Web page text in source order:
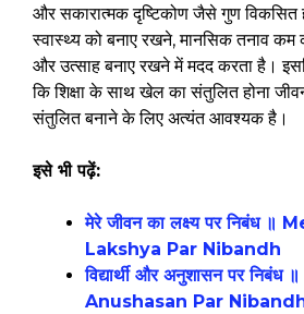
और सकारात्मक दृष्टिकोण जैसे गुण
स्वास्थ्य को बनाए रखने, मानसिक तनाव
और उत्साह बनाए रखने में मदद करता है।
कि शिक्षा के साथ खेल का संतुलित होना
संतुलित बनाने के लिए अत्यंत आवश्यक है।
इसे भी पढ़ें:
मेरे जीवन का लक्ष्य पर निबंध
Lakshya Par Nibandh
विद्यार्थी और अनुशासन पर
Anushasan Par